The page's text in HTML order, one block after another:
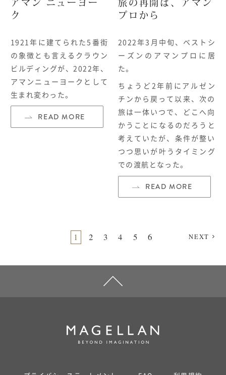
アマン ニューヨー
ク
1921年に建てられた 5 番街
の象徴とも言えるクラウン
ビルディングが、2022年、
アマンニューヨークとして
生まれ変わった。
READ MORE
旅の再開は、アマン
プロから
2022年3月中旬、ベストシ
ーズンのアマンプロに居
た。
ちょうど2年前にアルゼン
チンから戻って以来、 次の
旅は一体いつで、
どこへ向
かうことになるのだろうと
考えていたが、
条件が整い
つつ思いが叶うタイミング
での渡航となった。
READ MORE
1 2 3 4 5 6 NEXT